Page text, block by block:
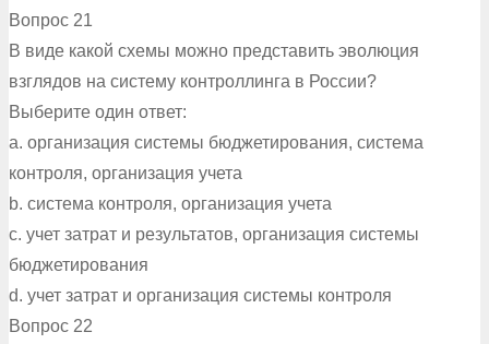
Вопрос 21
В виде какой схемы можно представить эволюция
взглядов на систему контроллинга в России?
Выберите один ответ:
a. организация системы бюджетирования, система
контроля, организация учета
b. система контроля, организация учета
c. учет затрат и результатов, организация системы
бюджетирования
d. учет затрат и организация системы контроля
Вопрос 22